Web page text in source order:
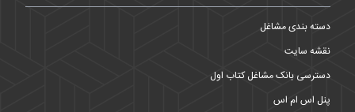
دسته بندی مشاغل
نقشه سایت
دسترسی بانک مشاغل کتاب اول
پنل اس ام اس